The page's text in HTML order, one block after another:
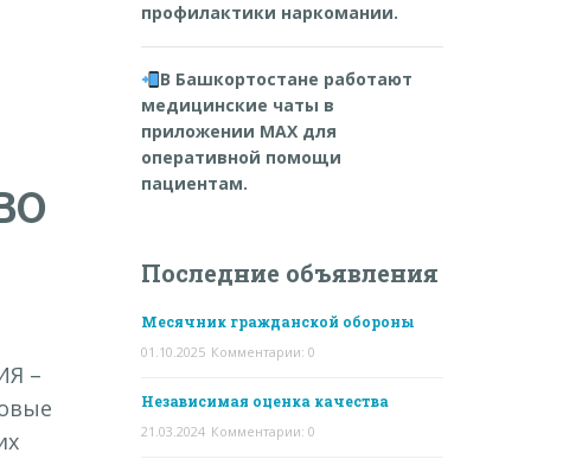
–
профилактики наркомании.
В Башкортостане работают
медицинские чаты в
приложении MAX для
оперативной помощи
пациентам.
Последние объявления
Месячник гражданской обороны
01.10.2025 Комментарии: 0
Независимая оценка качества
21.03.2024 Комментарии: 0